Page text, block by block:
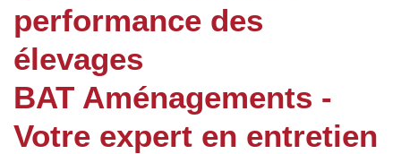
performance des
élevages
BAT Aménagements -
Votre expert en entretien